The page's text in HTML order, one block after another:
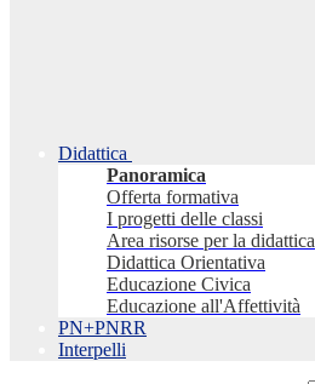
Didattica
Panoramica
Offerta formativa
I progetti delle classi
Area risorse per la didattica
Didattica Orientativa
Educazione Civica
Educazione all'Affettività
PN+PNRR
Interpelli